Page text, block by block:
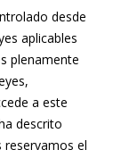
desde
aplicables
plenamente
a este
descrito
el